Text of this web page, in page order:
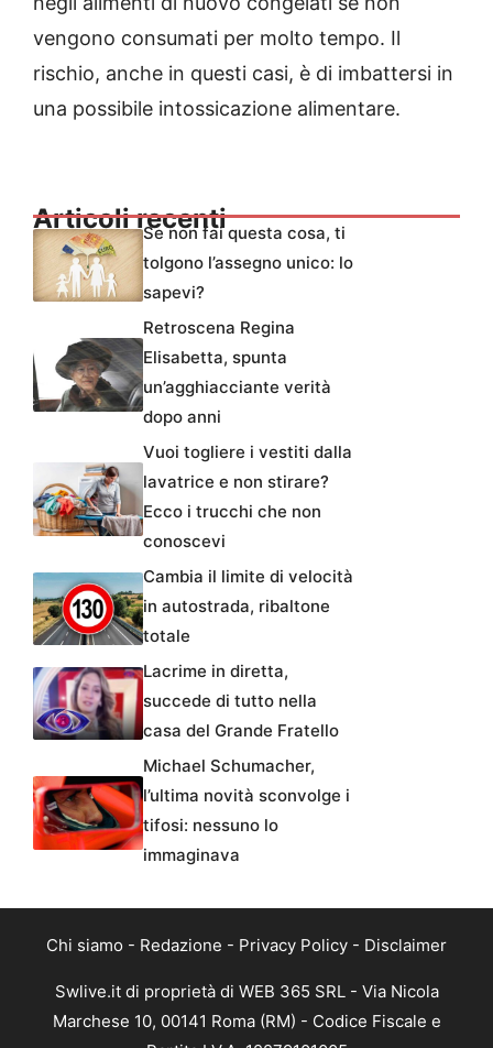
vengono consumati per molto tempo. Il
rischio, anche in questi casi, è di imbattersi in
una possibile intossicazione alimentare.
Articoli recentiSe non fai questa cosa, ti
tolgono l’assegno unico: lo
sapevi?
Retroscena Regina
Elisabetta, spunta
un’agghiacciante verità
dopo anni
Vuoi togliere i vestiti dalla
lavatrice e non stirare?
Ecco i trucchi che non
conoscevi
Cambia il limite di velocità
in autostrada, ribaltone
totale
Lacrime in diretta,
succede di tutto nella
casa del Grande Fratello
Michael Schumacher,
l’ultima novità sconvolge i
tifosi: nessuno lo
immaginava
Chi siamo - Redazione - Privacy Policy - Disclaimer
Swlive.it di proprietà di WEB 365 SRL - Via Nicola
Marchese 10, 00141 Roma (RM) - Codice Fiscale e